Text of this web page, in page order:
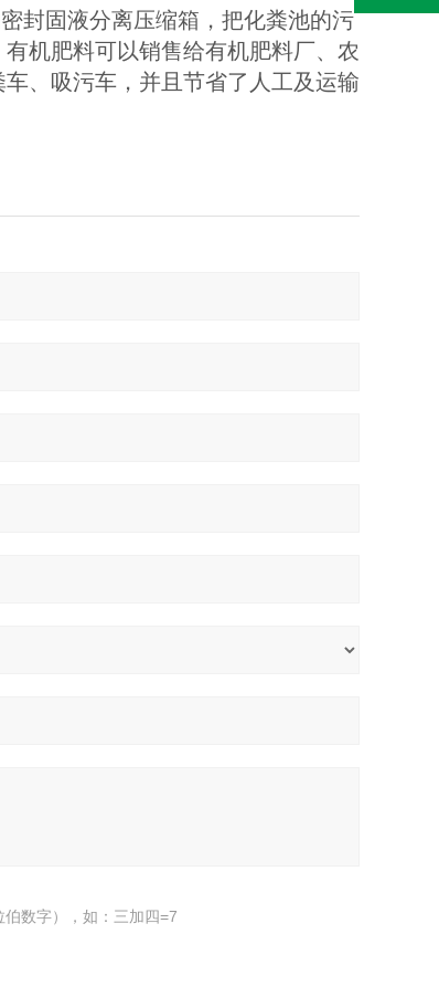
封固液分离压缩箱，把化粪池的污
机肥料可以销售给有机肥料厂、农
、吸污车，并且节省了人工及运输
数字），如：三加四=7